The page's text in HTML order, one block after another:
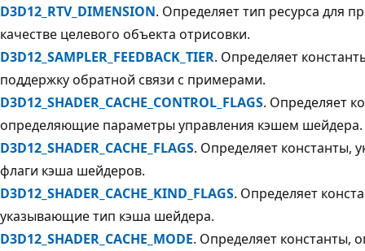
D3D12_RTV_DIMENSION. Определяет тип ресурса для
качестве целевого объекта отрисовки.
D3D12_SAMPLER_FEEDBACK_TIER. Определяет
поддержку обратной связи с примерами.
D3D12_SHADER_CACHE_CONTROL_FLAGS. Определяет
определяющие параметры управления кэшем шейдера.
D3D12_SHADER_CACHE_FLAGS. Определяет константы,
флаги кэша шейдеров.
D3D12_SHADER_CACHE_KIND_FLAGS. Определяет
указывающие тип кэша шейдера.
D3D12_SHADER_CACHE_MODE. Определяет константы,